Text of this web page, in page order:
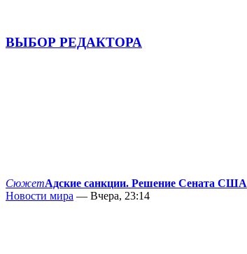
ВЫБОР РЕДАКТОРА
СюжетАдские санкции. Решение Сената США
Новости мира — Вчера, 23:14